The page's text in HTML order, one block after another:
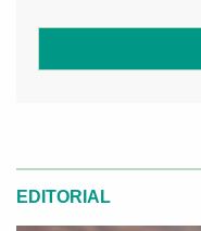
EDITORIAL